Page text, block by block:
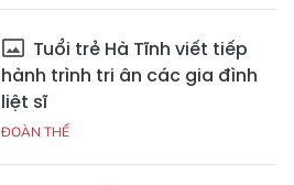
Tuổi trẻ Hà Tĩnh viết tiếp
hành trình tri ân các gia đình
liệt sĩ
ĐOÀN THỂ